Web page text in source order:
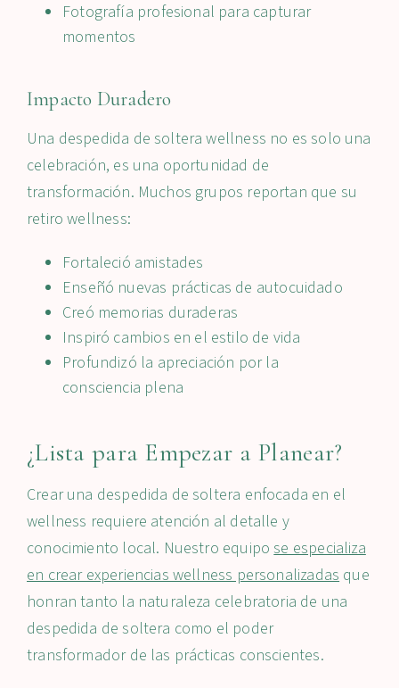
Fotografía profesional para capturar
momentos
Impacto Duradero
Una despedida de soltera wellness no es solo una
celebración, es una oportunidad de
transformación. Muchos grupos reportan que su
retiro wellness:
Fortaleció amistades
Enseñó nuevas prácticas de autocuidado
Creó memorias duraderas
Inspiró cambios en el estilo de vida
Profundizó la apreciación por la
consciencia plena
¿Lista para Empezar a Planear?
Crear una despedida de soltera enfocada en el
wellness requiere atención al detalle y
conocimiento local. Nuestro equipose especializa
en crear experiencias wellness personalizadas que
honran tanto la naturaleza celebratoria de una
despedida de soltera como el poder
transformador de las prácticas conscientes.